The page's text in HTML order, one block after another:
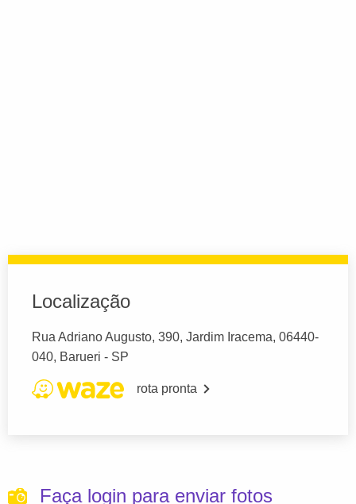
Localização
Rua Adriano Augusto, 390, Jardim Iracema, 06440-
040, Barueri - SP
rota pronta
Faça login para enviar fotos